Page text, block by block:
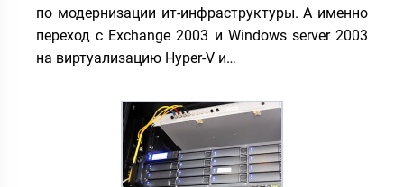
по модернизации ит-инфраструктуры. А именно
переход с Exchange 2003 и Windows server 2003
на виртуализацию Hyper-V и…